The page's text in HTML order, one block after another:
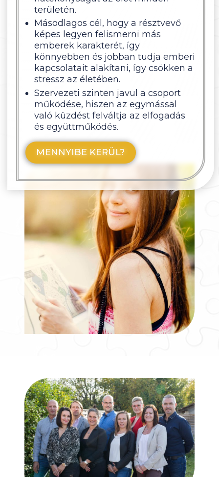
területén.
Másodlagos cél, hogy a résztvevő
képes legyen felismerni más
emberek karakterét, így
könnyebben és jobban tudja emberi
kapcsolatait alakítani, így csökken a
stressz az életében.
Szervezeti szinten javul a csoport
működése, hiszen az egymással
való küzdést felváltja az elfogadás
és együttműködés.
MENNYIBE KERÜL?